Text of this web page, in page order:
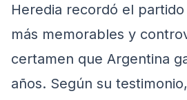
Heredia recordó el
más memorables y
certamen que Argentina
años. Según su